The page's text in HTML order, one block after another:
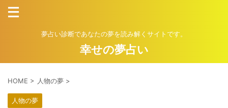
夢占い診断であなたの夢を読み解くサイトです。
幸せの夢占い
HOME > 人物の夢 >
人物の夢